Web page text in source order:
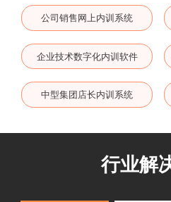
公司销售网上内训系统
企业技术数字化内训软件
中型集团店长内训系统
行业解